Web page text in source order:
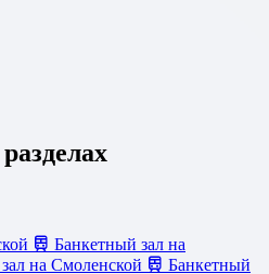
Банкетный зал на
на Смоленской Банкетный